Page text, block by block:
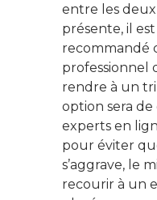
entre les deux
présente, il
recommandé
professionnel
rendre à un
option sera de
experts en
pour éviter
s’aggrave, le
recourir à un